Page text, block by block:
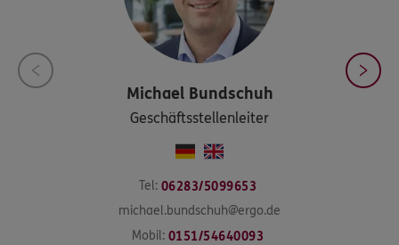
Michael Bundschuh
Geschäftsstellenleiter
Tel: 06283/5099653
michael.bundschuh@ergo.de
Mobil: 0151/54640093